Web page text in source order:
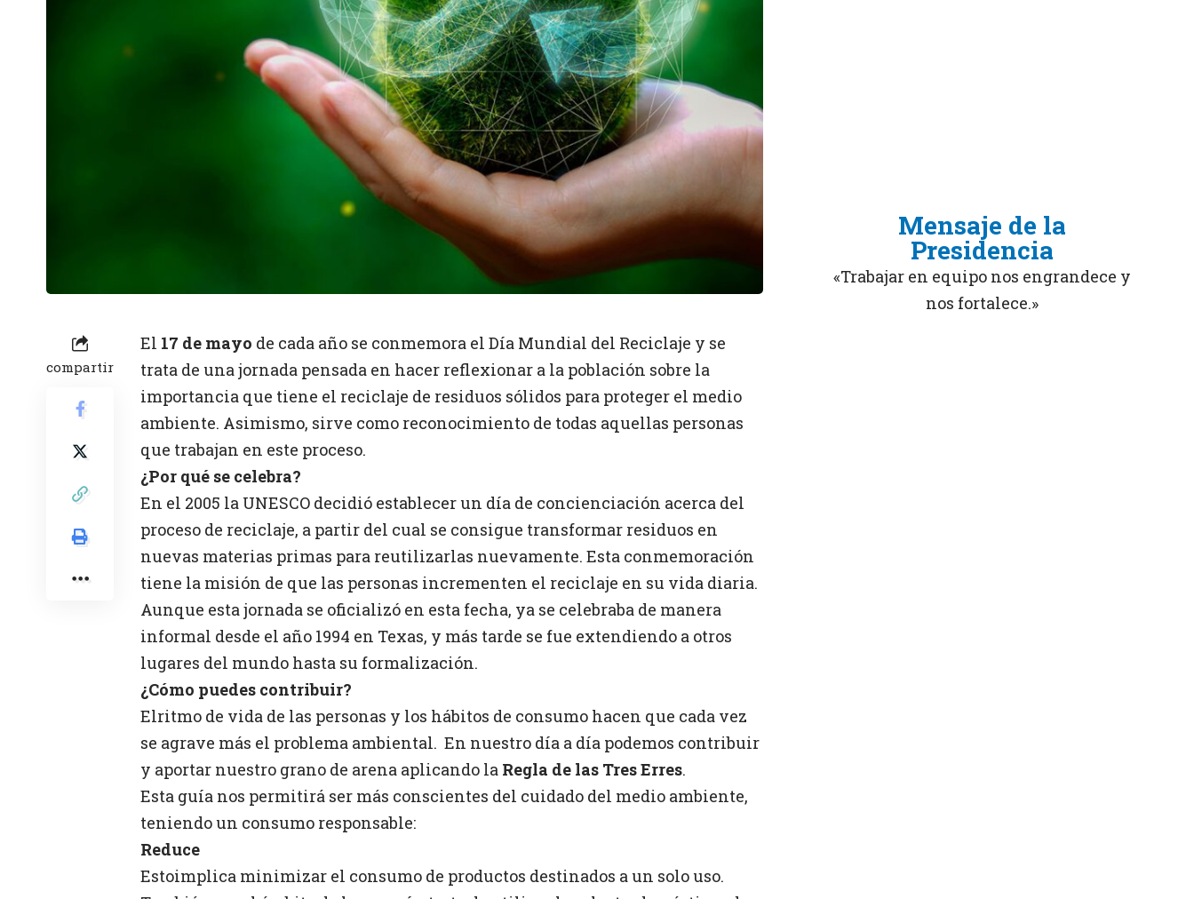
compartir
El 17 de mayo de cada año se conmemora el Día Mundial del Reciclaje y se
trata de una jornada pensada en hacer reflexionar a la población sobre la
importancia que tiene el reciclaje de residuos sólidos para proteger el medio
ambiente. Asimismo, sirve como reconocimiento de todas aquellas personas
que trabajan en este proceso.
¿Por qué se celebra?
En el 2005 la UNESCO decidió establecer un día de concienciación acerca del
proceso de reciclaje, a partir del cual se consigue transformar residuos en
nuevas materias primas para reutilizarlas nuevamente. Esta conmemoración
tiene la misión de que las personas incrementen el reciclaje en su vida diaria.
Aunque esta jornada se oficializó en esta fecha, ya se celebraba de manera
informal desde el año 1994 en Texas, y más tarde se fue extendiendo a otros
lugares del mundo hasta su formalización.
¿Cómo puedes contribuir?
Elritmo de vida de las personas y los hábitos de consumo hacen que cada vez
se agrave más el problema ambiental. En nuestro día a día podemos contribuir
y aportar nuestro grano de arena aplicando la Regla de las Tres Erres.
Esta guía nos permitirá ser más conscientes del cuidado del medio ambiente,
teniendo un consumo responsable:
Reduce
Estoimplica minimizar el consumo de productos destinados a un solo uso.
Mensaje de la
Presidencia
«Trabajar en equipo nos engrandece y
nos fortalece.»